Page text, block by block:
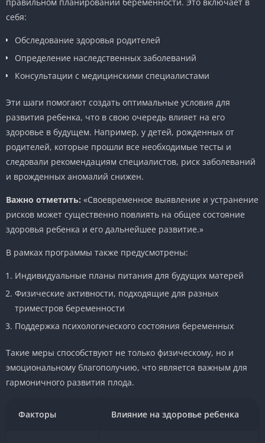
себя:
Обследование здоровья родителей
Определение наследственных заболеваний
Консультации с медицинскими специалистами
Эти шаги помогают создать оптимальные условия для
развития ребенка, что в свою очередь влияет на его
здоровье в будущем. Например, у детей, рожденных от
родителей, которые прошли все необходимые тесты и
следовали рекомендациям специалистов, риск заболеваний
и врожденных аномалий снижен.
Важно отметить: «Своевременное выявление и устранение
рисков может существенно повлиять на общее состояние
здоровья ребенка и его дальнейшее развитие.»
В рамках программы также предусмотрены:
Индивидуальные планы питания для будущих матерей
Физические активности, подходящие для разных
триместров беременности
Поддержка психологического состояния беременных
Такие меры способствуют не только физическому, но и
эмоциональному благополучию, что является важным для
гармоничного развития плода.
Факторы Влияние на здоровье ребенка